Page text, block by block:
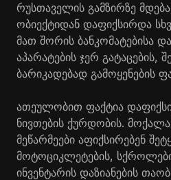
რუსთაველის გამზირზე
ობიექტიდან დაფიქსირდა
მათ შორის ბანკომატებისა
აპარატების ჯერ გატაცების,
ბარიკადებად გამოყენების
ათეულობით ფაქტია
ნივთების ქურდობის.
მეწარმეები აფიქსირებენ
მოტოციკლეტების,
ინვენტარის დაზიანების